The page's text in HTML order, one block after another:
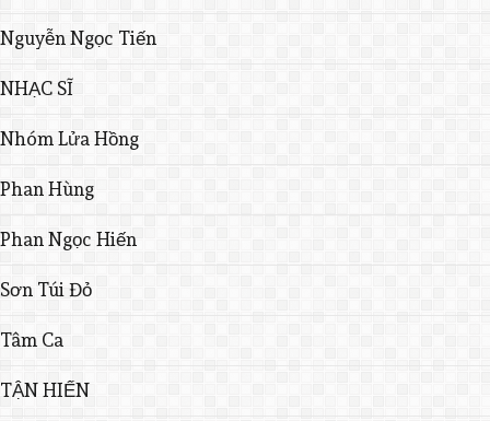
Nguyễn Ngọc Tiến
NHẠC SĨ
Nhóm Lửa Hồng
Phan Hùng
Phan Ngọc Hiến
Sơn Túi Đỏ
Tâm Ca
TẬN HIẾN